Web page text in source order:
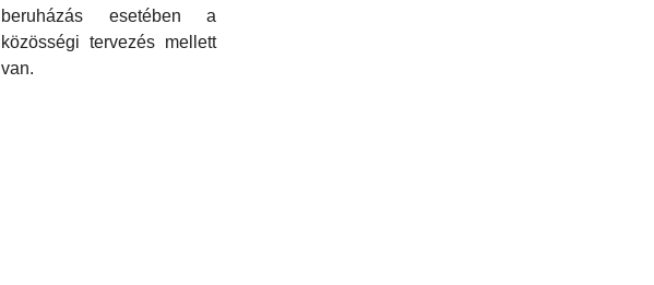
beruházás esetében a
közösségi tervezés mellett
van.